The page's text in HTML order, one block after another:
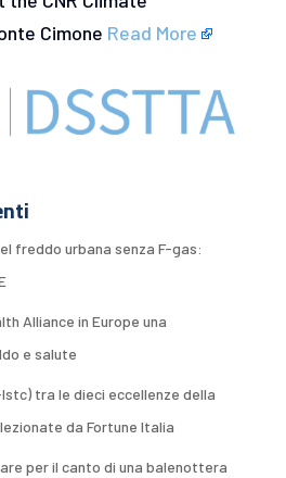
Cimone Read More
freddo urbana senza F-gas:
Alliance in Europe una
e salute
tra le dieci eccellenze della
da Fortune Italia
per il canto di una balenottera